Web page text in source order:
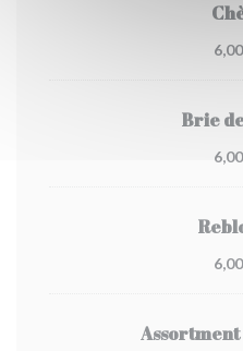
Brie
Assortment